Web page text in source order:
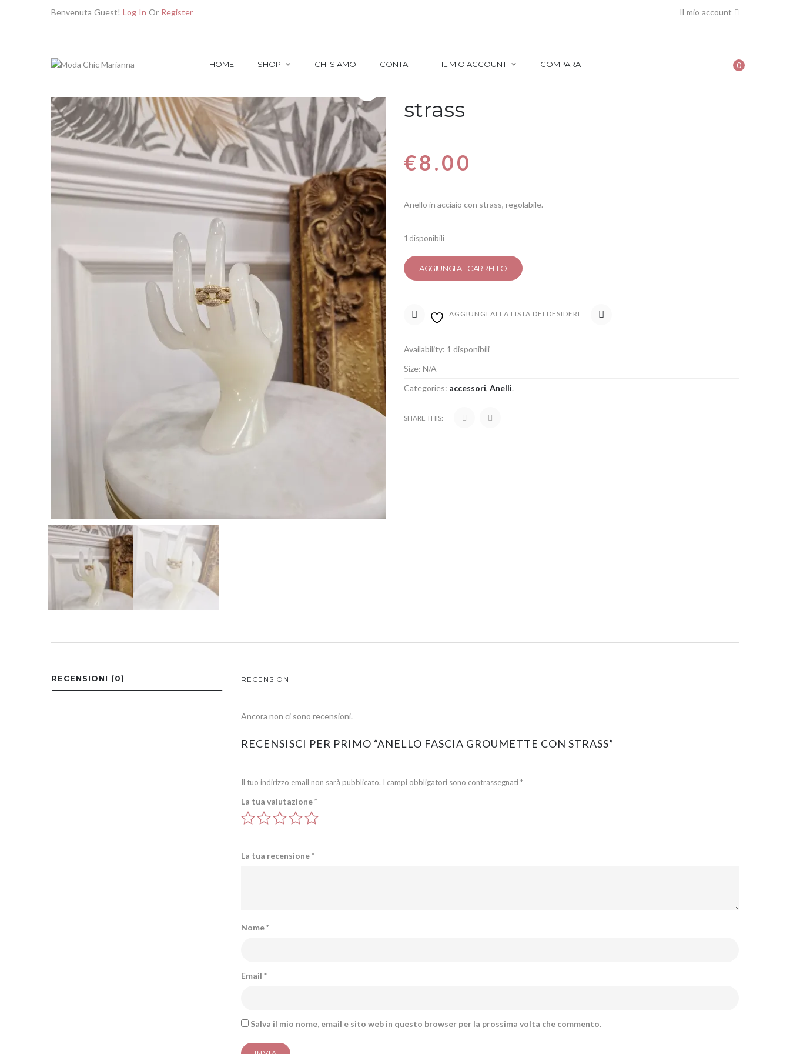
Benvenuta Guest! Log In Or Register Il mio account
HOME SHOP CHI SIAMO CONTATTI IL MIO ACCOUNT COMPARA 0
strass
€8.00
Anello in acciaio con strass, regolabile.
1 disponibili
AGGIUNGI AL CARRELLO
AGGIUNGI ALLA LISTA DEI DESIDERI
Availability: 1 disponibili
Size: N/A
Categories: accessori, Anelli.
SHARE THIS:
RECENSIONI (0) RECENSIONI
Ancora non ci sono recensioni.
RECENSISCI PER PRIMO “ANELLO FASCIA GROUMETTE CON STRASS”
Il tuo indirizzo email non sarà pubblicato. I campi obbligatori sono contrassegnati*
La tua valutazione*
La tua recensione*
Nome*
Email *
Salva il mio nome, email e sito web in questo browser per la prossima volta che commento.